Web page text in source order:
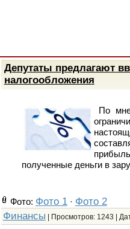
Депутаты предлагают
налогообложения
По
полученные деньги в
Фото: Фото 1· Фото 2
Финансы | Просмотров: 1243 |